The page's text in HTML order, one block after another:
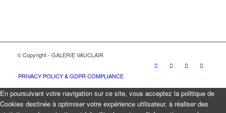
© Copyright - GALERIE VAUCLAIR
PRIVACY POLICY & GDPR COMPLIANCE
En poursuivant votre navigation sur ce site, vous acceptez la politique de
Cookies destinée à optimiser votre expérience utilisateur, à réaliser des